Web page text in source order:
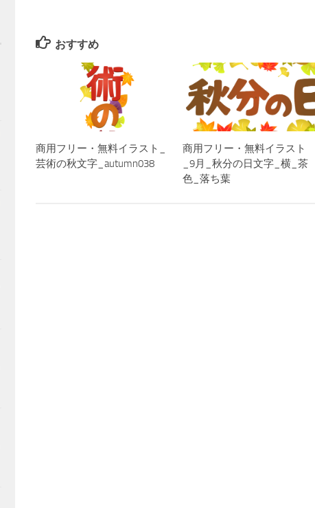
おすすめ
商用フリー・無料イラスト_
芸術の秋文字_autumn038
商用フリー・無料イラスト
_9月_秋分の日文字_横_茶
色_落ち葉